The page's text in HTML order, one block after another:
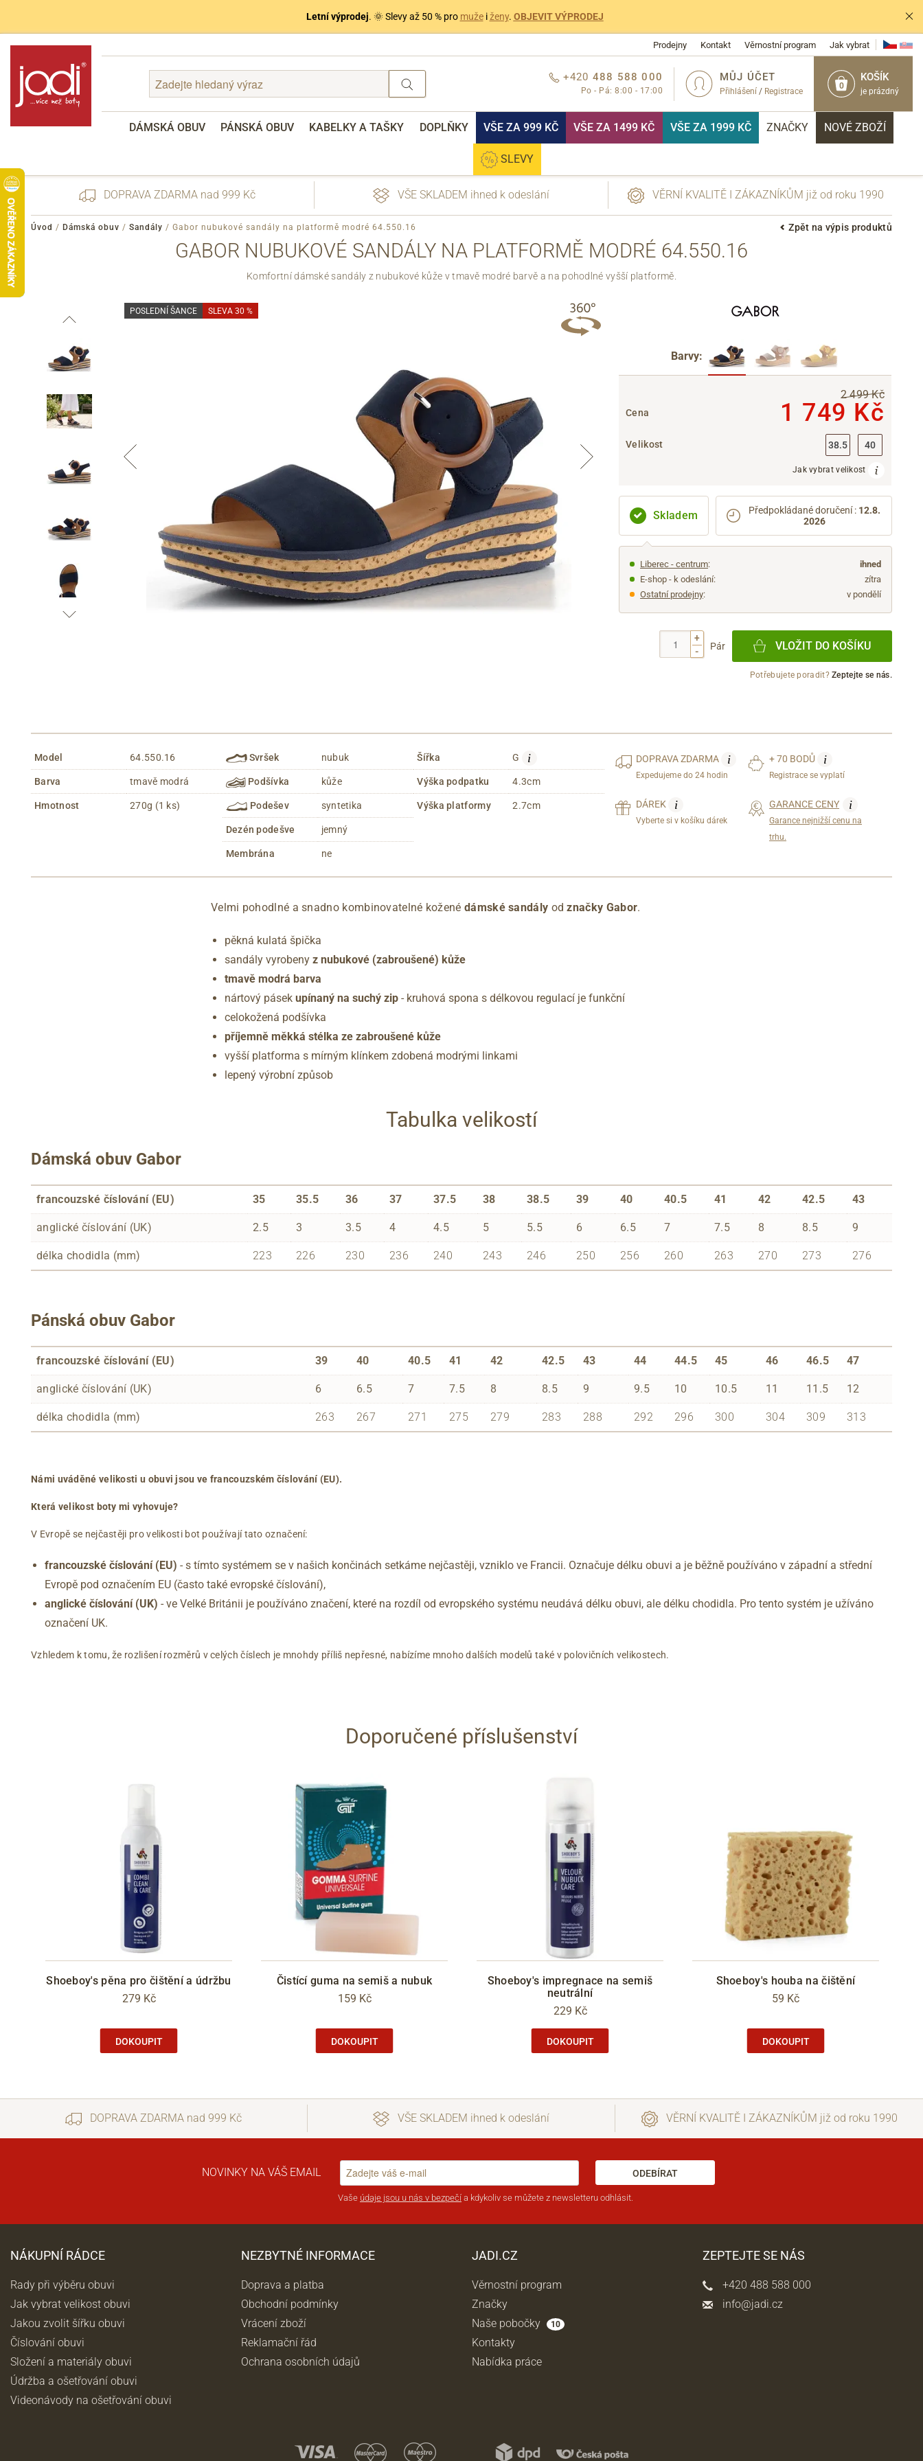
Letní výprodej. 🌞 Slevy až 50 % pro mužeiženy. OBJEVIT VÝPRODEJ
Prodejny Kontakt Věrnostní program Jak vybrat
0
KOŠÍK
je prázdný
MŮJ ÚČET
Přihlášení / Registrace
+420 488 588 000
Po - Pá: 8:00 - 17:00
DÁMSKÁ OBUV PÁNSKÁ OBUV KABELKY A TAŠKY DOPLŇKY VŠE ZA 999 KČ VŠE ZA 1499 KČ VŠE ZA 1999 KČ ZNAČKY NOVÉ ZBOŽÍ
SLEVY
Zapomenuté heslo
Přes Google
Informace o
DOPRAVA ZDARMA nad 999 Kč VŠE SKLADEM ihned k odeslání VĚRNÍ KVALITĚ I ZÁKAZNÍKŮM již od roku 1990
Zpět na výpis produktů
Úvod / Dámská obuv / Sandály / Gabor nubukové sandály na platformě modré 64.550.16
GABOR NUBUKOVÉ SANDÁLY NA PLATFORMĚ MODRÉ 64.550.16
Komfortní dámské sandály z nubukové kůže v tmavě modré barvě a na pohodlné vyšší platformě.
POSLEDNÍ ŠANCE SLEVA 30 %
Barvy:
Cena
2 499 Kč
1 749 Kč
Velikost 38.5 40
Jak vybrat velikost
Skladem Předpokládané doručení : 12.8.
2026
Liberec - centrum:
ihned
E-shop - k odeslání:
zítra
Ostatní prodejny: v pondělí
+
-
Pár VLOŽIT DO KOŠÍKU
Potřebujete poradit?Zeptejte se nás.
Model 64.550.16
Barva tmavě modrá
Hmotnost 270g (1 ks)
Svršek nubuk
Podšívka kůže
Podešev syntetika
Dezén podešve jemný
Membrána ne
Šířka G i
Výška podpatku 4.3cm
Výška platformy 2.7cm
DOPRAVAZDARMA i
Expedujeme do 24 hodin
+ 70 BODŮ i
Registrace se vyplatí
DÁREK i
Vyberte si v košíku dárek
GARANCE CENY i
Garance nejnižší cenu na
trhu.
Velmi pohodlné a snadno kombinovatelné kožené dámské sandály odznačky Gabor.
pěkná kulatá špička
sandály vyrobeny z nubukové (zabroušené) kůže
tmavě modrá barva
nártový pásek upínaný na suchý zip - kruhová spona s délkovou regulací je funkční
celokožená podšívka
příjemně měkká stélka ze zabroušené kůže
vyšší platforma s mírným klínkem zdobená modrými linkami
lepený výrobní způsob
Tabulka velikostí
Dámská obuv Gabor
francouzské číslování (EU) 35 35.5 36 37 37.5 38 38.5 39 40 40.5 41 42 42.5 43
anglické číslování (UK) 2.5 3 3.5 4 4.5 5 5.5 6 6.5 7 7.5 8 8.5 9
délka chodidla (mm) 223 226 230 236 240 243 246 250 256 260 263 270 273 276
Pánská obuv Gabor
francouzské číslování (EU) 39 40 40.5 41 42 42.5 43 44 44.5 45 46 46.5 47
anglické číslování (UK) 6 6.5 7 7.5 8 8.5 9 9.5 10 10.5 11 11.5 12
délka chodidla (mm) 263 267 271 275 279 283 288 292 296 300 304 309 313
Námi uváděné velikosti u obuvi jsou ve francouzském číslování (EU).
Která velikost boty mi vyhovuje?
V Evropě se nejčastěji pro velikosti bot používají tato označení:
francouzské číslování (EU) - s tímto systémem se v našich končinách setkáme nejčastěji, vzniklo ve Francii. Označuje délku obuvi a je běžně používáno v západní a střední
Evropě pod označením EU (často také evropské číslování),
anglické číslování (UK) - ve Velké Británii je používáno značení, které na rozdíl od evropského systému neudává délku obuvi, ale délku chodidla. Pro tento systém je užíváno
označení UK.
Vzhledem k tomu, že rozlišení rozměrů v celých číslech je mnohdy příliš nepřesné, nabízíme mnoho dalších modelů také v polovičních velikostech.
Doporučené příslušenství
Shoeboy's pěna pro čištění a údržbu
279 Kč
DOKOUPIT
Čistící guma na semiš a nubuk
159 Kč
DOKOUPIT
Shoeboy's impregnace na semiš
neutrální
229 Kč
DOKOUPIT
Shoeboy's houba na čištění
59 Kč
DOKOUPIT
DOPRAVA ZDARMA nad 999 Kč VŠE SKLADEM ihned k odeslání VĚRNÍ KVALITĚ I ZÁKAZNÍKŮM již od roku 1990
NOVINKY NA VÁŠ EMAIL ODEBÍRAT
Vaše údaje jsou u nás v bezpečí a kdykoliv se můžete z newsletteru odhlásit.
NÁKUPNÍ RÁDCE
Rady při výběru obuvi
Jak vybrat velikost obuvi
Jakou zvolit šířku obuvi
Číslování obuvi
Složení a materiály obuvi
Údržba a ošetřování obuvi
Videonávody na ošetřování obuvi
NEZBYTNÉ INFORMACE
Doprava a platba
Obchodní podmínky
Vrácení zboží
Reklamační řád
Ochrana osobních údajů
JADI.CZ
Věrnostní program
Značky
Naše pobočky
10
Kontakty
Nabídka práce
ZEPTEJTE SE NÁS
+420 488 588 000
info@jadi.cz